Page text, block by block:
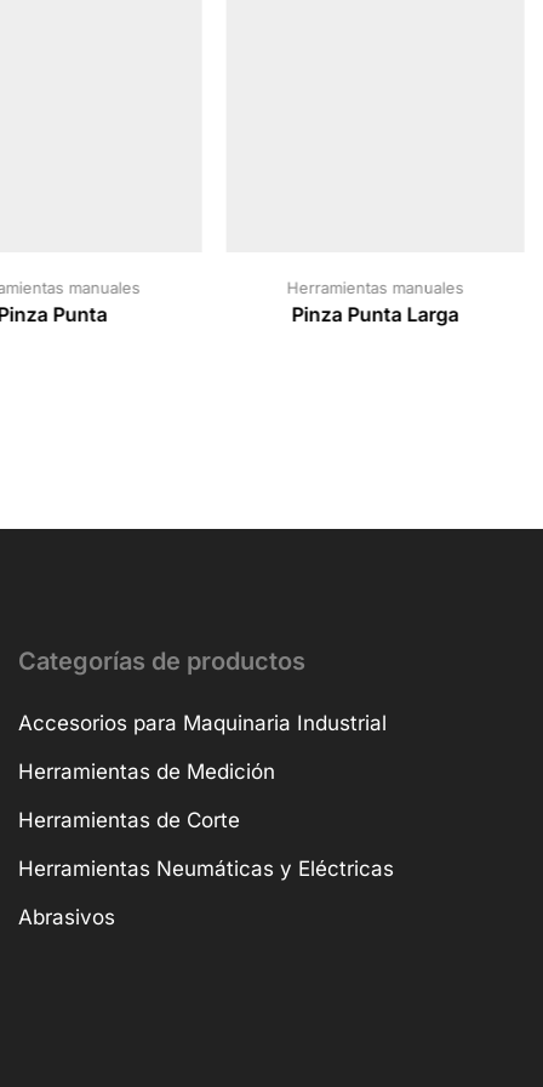
manuales
Punta
Herramientas manuales
Pinza Punta Larga
Categorías de productos
Accesorios para Maquinaria Industrial
Herramientas de Medición
Herramientas de Corte
Herramientas Neumáticas y Eléctricas
Abrasivos